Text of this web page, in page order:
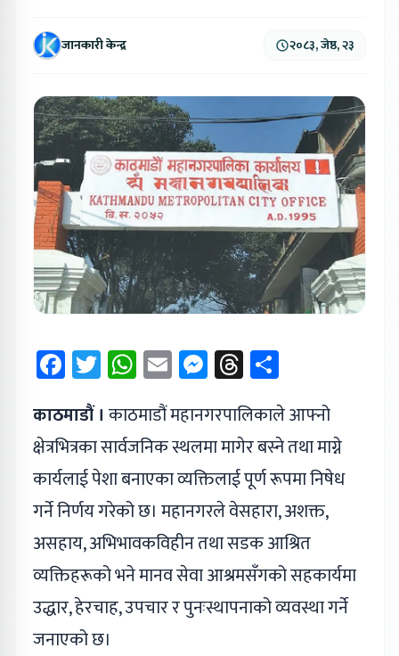
जानकारी केन्द्र २०८३, जेष्ठ, २३
Facebook
Twitter
WhatsApp
EmailMessenger
Threads
काठमाडौं । काठमाडौं महानगरपालिकाले आफ्नो
क्षेत्रभित्रका सार्वजनिक स्थलमा मागेर बस्ने तथा माग्ने
कार्यलाई पेशा बनाएका व्यक्तिलाई पूर्ण रूपमा निषेध
गर्ने निर्णय गरेको छ। महानगरले वेसहारा, अशक्त,
असहाय, अभिभावकविहीन तथा सडक आश्रित
व्यक्तिहरूको भने मानव सेवा आश्रमसँगको सहकार्यमा
उद्धार, हेरचाह, उपचार र पुनःस्थापनाको व्यवस्था गर्ने
जनाएको छ।